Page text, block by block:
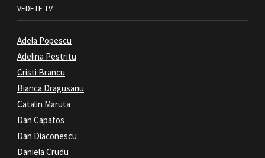
VEDETE TV
Adela Popescu
Adelina Pestritu
Cristi Brancu
Bianca Dragusanu
Catalin Maruta
Dan Capatos
Dan Diaconescu
Daniela Crudu